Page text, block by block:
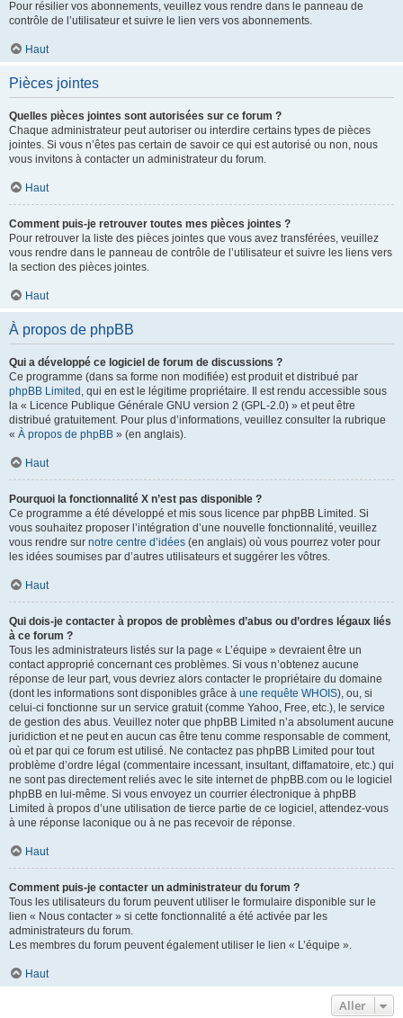
Pour résilier vos abonnements, veuillez vous rendre dans le panneau de
contrôle de l’utilisateur et suivre le lien vers vos abonnements.
Haut
Pièces jointes
Quelles pièces jointes sont autorisées sur ce forum ?
Chaque administrateur peut autoriser ou interdire certains types de pièces
jointes. Si vous n’êtes pas certain de savoir ce qui est autorisé ou non, nous
vous invitons à contacter un administrateur du forum.
Haut
Comment puis-je retrouver toutes mes pièces jointes ?
Pour retrouver la liste des pièces jointes que vous avez transférées, veuillez
vous rendre dans le panneau de contrôle de l’utilisateur et suivre les liens vers
la section des pièces jointes.
Haut
À propos de phpBB
Qui a développé ce logiciel de forum de discussions ?
Ce programme (dans sa forme non modifiée) est produit et distribué par
phpBB Limited , qui en est le légitime propriétaire. Il est rendu accessible sous
la « Licence Publique Générale GNU version 2 (GPL-2.0) » et peut être
distribué gratuitement. Pour plus d’informations, veuillez consulter la rubrique
« À propos de phpBB » (en anglais).
Haut
Pourquoi la fonctionnalité X n’est pas disponible ?
Ce programme a été développé et mis sous licence par phpBB Limited. Si
vous souhaitez proposer l’intégration d’une nouvelle fonctionnalité, veuillez
vous rendre sur notre centre d’idées (en anglais) où vous pourrez voter pour
les idées soumises par d’autres utilisateurs et suggérer les vôtres.
Haut
Qui dois-je contacter à propos de problèmes d’abus ou d’ordres légaux liés
à ce forum ?
Tous les administrateurs listés sur la page « L’équipe » devraient être un
contact approprié concernant ces problèmes. Si vous n’obtenez aucune
réponse de leur part, vous devriez alors contacter le propriétaire du domaine
(dont les informations sont disponibles grâce à une requête WHOIS), ou, si
celui-ci fonctionne sur un service gratuit (comme Yahoo, Free, etc.), le service
de gestion des abus. Veuillez noter que phpBB Limited n’a absolument aucune
juridiction et ne peut en aucun cas être tenu comme responsable de comment,
où et par qui ce forum est utilisé. Ne contactez pas phpBB Limited pour tout
problème d’ordre légal (commentaire incessant, insultant, diffamatoire, etc.) qui
ne sont pas directement reliés avec le site internet de phpBB.com ou le logiciel
phpBB en lui-même. Si vous envoyez un courrier électronique à phpBB
Limited à propos d’une utilisation de tierce partie de ce logiciel, attendez-vous
à une réponse laconique ou à ne pas recevoir de réponse.
Haut
Comment puis-je contacter un administrateur du forum ?
Tous les utilisateurs du forum peuvent utiliser le formulaire disponible sur le
lien « Nous contacter » si cette fonctionnalité a été activée par les
administrateurs du forum.
Les membres du forum peuvent également utiliser le lien « L’équipe ».
Haut
Aller